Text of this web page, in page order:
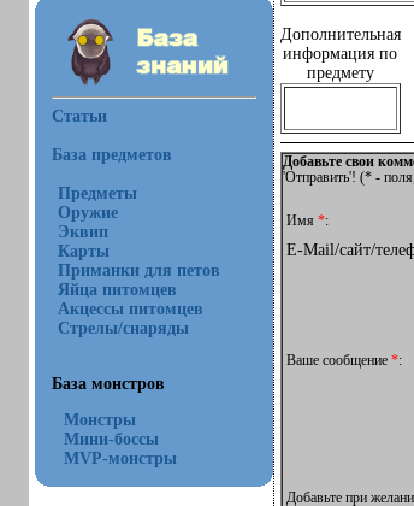
Статьи
База предметов
Предметы
Оружие
Эквип
Карты
Приманки для петов
Яйца питомцев
Акцессы питомцев
Стрелы/снаряды
База монстров
Монстры
Мини-боссы
MVP-монстры
Дополнительная
информация по
предмету
Добавьте свои
'Отправить'! (*-
Имя *:
E-Mail/сайт/
Ваше сообщение *:
Добавьте при